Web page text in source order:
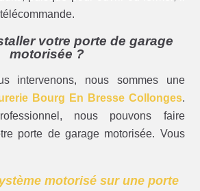
votre porte de garage
motorisée ?
intervenons, nous sommes une
Bourg En Bresse Collonges.
nous pouvons faire
porte de garage motorisée. Vous
motorisé sur une porte